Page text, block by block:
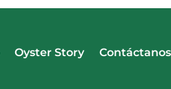
Oyster Story Contáctanos